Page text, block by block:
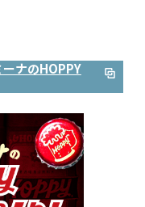
ナのHOPPY